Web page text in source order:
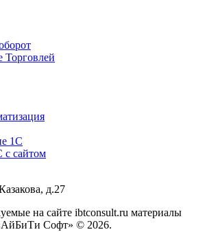
Торговлей
1С
с сайтом
д.27
на сайте ibtconsult.ru материалы
Софт» © 2026.